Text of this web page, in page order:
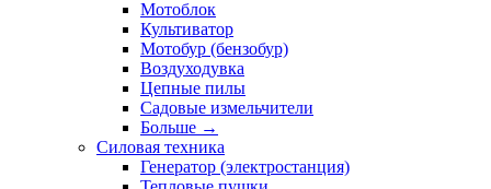
Мотоблок
Культиватор
Мотобур (бензобур)
Воздуходувка
Цепные пилы
Садовые измельчители
Больше →
Силовая техника
Генератор (электростанция)